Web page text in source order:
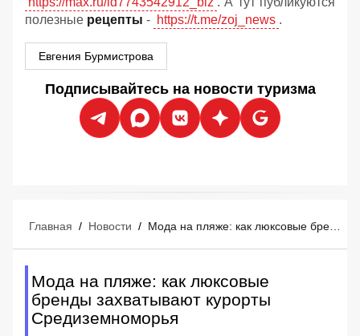
полезные рецепты - https://t.me/zoj_news .
Евгения Бурмистрова
Подписывайтесь на новости туризма
Главная / Новости /
Мода на пляже: как люксовые
бренды захватывают курорты
Средиземноморья